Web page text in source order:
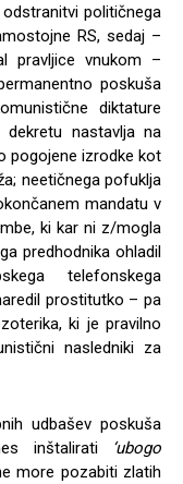
političnega
RS, sedaj –
pravljice vnukom –
poskuša
diktature
nastavlja na
pogojene izrodke kot
neetičnega pofuklja
mandatu v
ki kar ni z/mogla
predhodnika ohladil
telefonskega
prostitutko – pa
ki je pravilno
nasledniki za
udbašev poskuša
inštalirati
‘ubogo
more pozabiti zlatih